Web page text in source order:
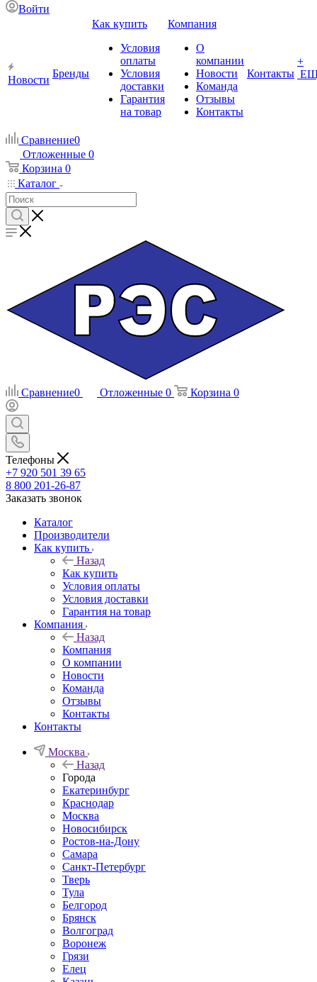
Войти
Новости
Бренды
Как купить
Условия
оплаты
Условия
доставки
Гарантия
на товар
Компания
О
компании
Новости
Команда
Отзывы
Контакты
Контакты
+
Сравнение0
Отложенные 0
Корзина 0
Каталог
Сравнение0 Отложенные 0 Корзина 0
Телефоны
+7 920 501 39 65
8 800 201-26-87
Заказать звонок
Каталог
Производители
Как купить
Назад
Как купить
Условия оплаты
Условия доставки
Гарантия на товар
Компания
Назад
Компания
О компании
Новости
Команда
Отзывы
Контакты
Контакты
Москва
Назад
Города
Екатеринбург
Краснодар
Москва
Новосибирск
Ростов-на-Дону
Самара
Санкт-Петербург
Тверь
Тула
Белгород
Брянск
Волгоград
Воронеж
Грязи
Елец